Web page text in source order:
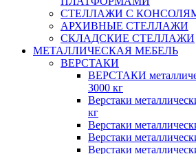
СТЕЛЛАЖИ С
АРХИВНЫЕ СТЕЛЛАЖИ
СКЛАДСКИЕ СТЕЛЛАЖИ
МЕТАЛЛИЧЕСКАЯ МЕБЕЛЬ
ВЕРСТАКИ
ВЕРСТАКИ
3000 кг
Верстаки
кг
Верстаки
Верстаки
Верстаки